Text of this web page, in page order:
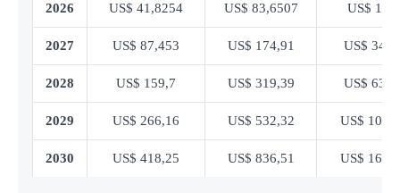
2026 US$ 41,8254 US$ 83,6507 US$
2027 US$ 87,453 US$ 174,91 US$
2028 US$ 159,7 US$ 319,39 US$
2029 US$ 266,16 US$ 532,32 US$
2030 US$ 418,25 US$ 836,51 US$